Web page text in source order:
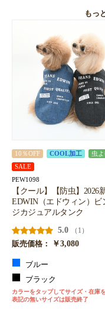
もっ
10％OFF COOL加工
虫
SALE
PEW1098
【クール】【防虫】2026
EDWIN（エドウィン）ビ
ジカジュアルタンク
5.0
（1）
販売価格：
￥3,080
ブルー
ブラック
カラーをタップしてサイズ・在庫
表記の無いサイズは販売終了